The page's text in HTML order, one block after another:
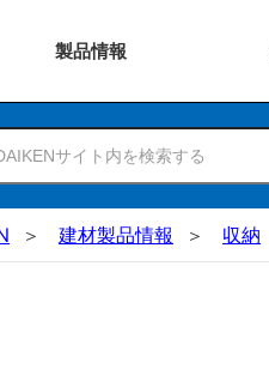
製品情報
建材製品情報 収納